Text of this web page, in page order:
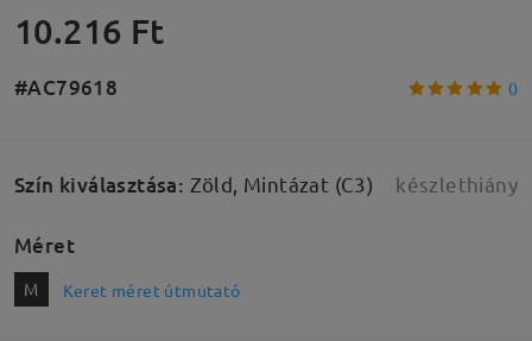
10.216 Ft
#AC79618 0
Szín kiválasztása: Zöld, Mintázat (C3) készlethiány
Méret
M Keret méret útmutató